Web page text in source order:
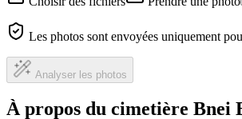
Les photos sont envoyées uniquement
Analyser les photos
À propos du cimetière Bnei